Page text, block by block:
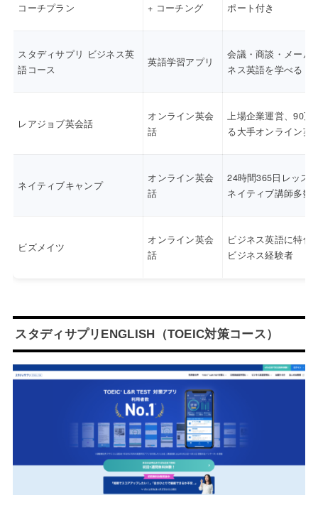
コーチプラン
+ コーチング
ポート付き
スタディサプリ ビジネス英
語コース
英語学習アプリ
会議・商談・メール
ネス英語を学べる
レアジョブ英会話
オンライン英会
話
上場企業運営、90万
る大手オンライン英
ネイティブキャンプ
オンライン英会
話
24時間365日レッス
ネイティブ講師多数
ビズメイツ
オンライン英会
話
ビジネス英語に特化
ビジネス経験者
スタディサプリENGLISH（TOEIC対策コース）